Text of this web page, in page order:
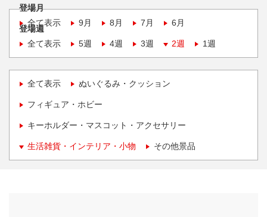
登場月
全て表示
9月 8月 7月 6月
登場週
全て表示
5週 4週 3週 2週 1週
全て表示 ぬいぐるみ・クッション
フィギュア・ホビー
キーホルダー・マスコット・アクセサリー
生活雑貨・インテリア・小物 その他景品